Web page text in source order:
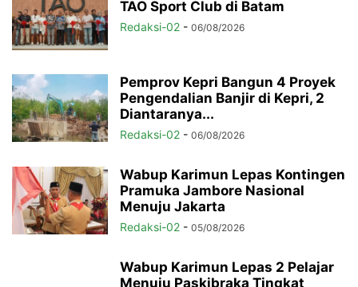
TAO Sport Club di Batam
Redaksi-02 - 06/08/2026
Pemprov Kepri Bangun 4 Proyek
Pengendalian Banjir di Kepri, 2
Diantaranya...
Redaksi-02 - 06/08/2026
Wabup Karimun Lepas Kontingen
Pramuka Jambore Nasional
Menuju Jakarta
Redaksi-02 - 05/08/2026
Wabup Karimun Lepas 2 Pelajar
Menuju Paskibraka Tingkat